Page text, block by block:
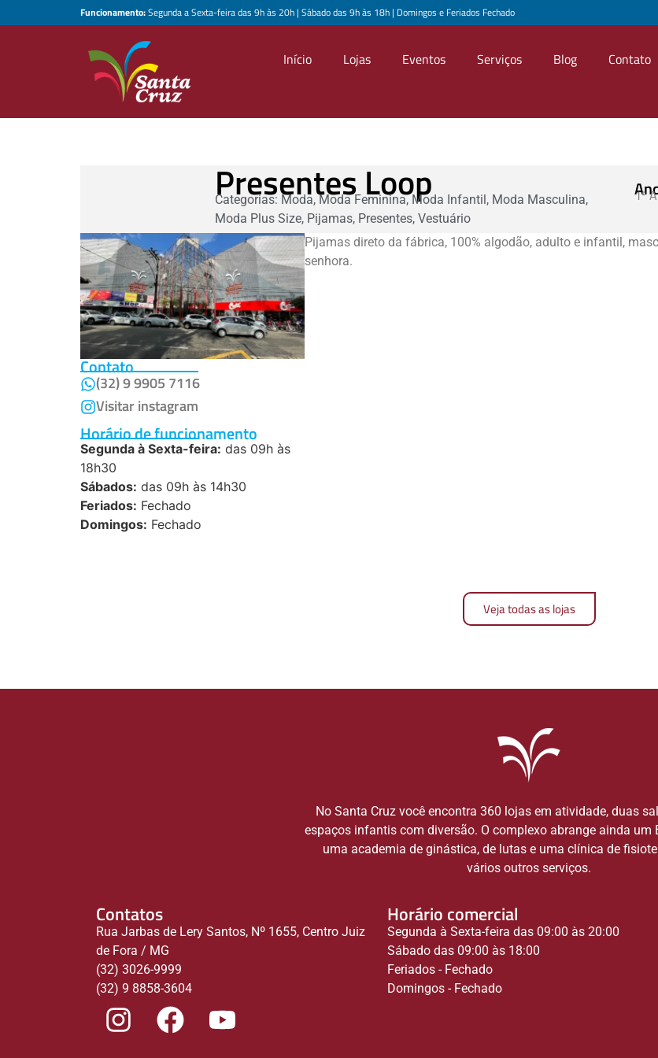
Funcionamento:Segunda a Sexta-feira das 9h às 20h | Sábado das 9h às 18h | Domingos e Feriados Fechado
Início Lojas Eventos Serviços Blog Contato
Presentes Loop
Categorias: Moda,Moda Feminina,Moda Infantil, Moda Masculina,
Moda Plus Size, Pijamas, Presentes, Vestuário
1º
Contato
(32) 9 9905 7116
Visitar instagram
Horário de funcionamento
Segunda à Sexta-feira: das 09h às
18h30
Sábados: das 09h às 14h30
Feriados: Fechado
Domingos: Fechado
Pijamas direto da fábrica, 100% algodão, adulto e infantil,
senhora.
Veja todas as lojas
No Santa Cruz você encontra 360 lojas em atividade, duas
espaços infantis com diversão. O complexo abrange ainda um
uma academia de ginástica, de lutas e uma clínica de
vários outros serviços.
Contatos
Rua Jarbas de Lery Santos, Nº 1655, Centro Juiz
de Fora / MG
(32) 3026-9999
(32) 9 8858-3604
Horário comercial
Segunda à Sexta-feira das 09:00 às 20:00
Sábado das 09:00 às 18:00
Feriados - Fechado
Domingos - Fechado